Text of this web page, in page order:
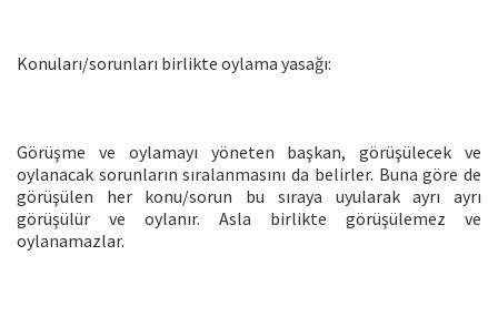
Konuları/sorunları birlikte oylama yasağı:
Görüşme ve oylamayı yöneten başkan, görüşülecek ve
oylanacak sorunların sıralanmasını da belirler. Buna göre de
görüşülen her konu/sorun bu sıraya uyularak ayrı ayrı
görüşülür ve oylanır. Asla birlikte görüşülemez ve
oylanamazlar.